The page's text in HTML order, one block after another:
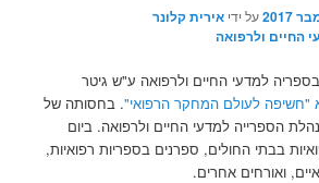
על ידיאירית קלונר
החיים ולרפואה
למדעי החיים ולרפואה ע"ש גיטר
"חשיפה לעולם המחקר הרפואי". בחסותה של
הספרייה למדעי החיים ולרפואה. ביום
בבתי החולים, ספרנים בספריות רפואיות,
ואורחים אחרים.